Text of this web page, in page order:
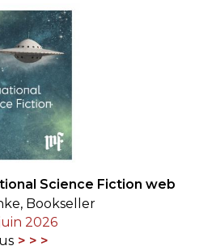
Science Fiction web
Bookseller
2026